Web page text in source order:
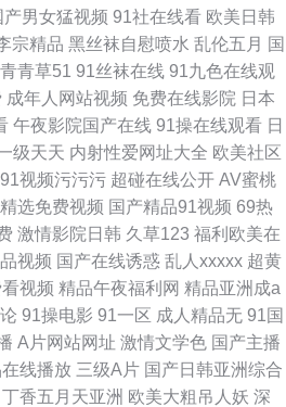
产男女猛视频 91社在线看 欧美日韩
宗精品 黑丝袜自慰喷水 乱伦五月 国
青青草51 91丝袜在线 91九色在线观
成年人网站视频 免费在线影院 日本
午夜影院国产在线 91操在线观看 日
级天天 内射性爱网址大全 欧美社区
91视频污污污 超碰在线公开 AV蜜桃
选免费视频 国产精品91视频 69热
激情影院日韩 久草123 福利欧美在
视频 国产在线诱惑 乱人xxxxx 超黄
视频 精品午夜福利网 精品亚洲成a
91操电影 91一区 成人精品无 91国
A片网站网址 激情文学色 国产主播
线播放 三级A片 国产日韩亚洲综合
丁香五月天亚洲 欧美大粗吊人妖 深